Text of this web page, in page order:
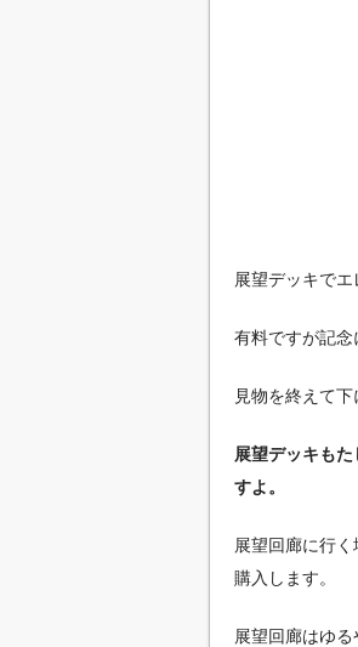
展望デッキで
有料ですが記念
見物を終えて
展望デッキも
すよ。
展望回廊に行
購入します。
展望回廊はゆ